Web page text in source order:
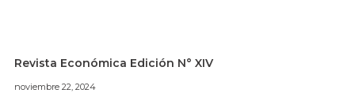
Revista Económica Edición N° XIV
noviembre 22, 2024